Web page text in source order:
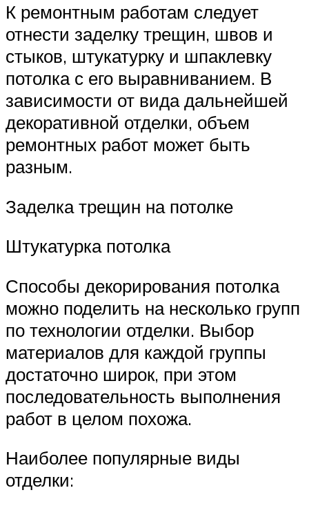
К ремонтным работам следует
отнести заделку трещин, швов и
стыков, штукатурку и шпаклевку
потолка с его выравниванием. В
зависимости от вида дальнейшей
декоративной отделки, объем
ремонтных работ может быть
разным.
Заделка трещин на потолке
Штукатурка потолка
Способы декорирования потолка
можно поделить на несколько групп
по технологии отделки. Выбор
материалов для каждой группы
достаточно широк, при этом
последовательность выполнения
работ в целом похожа.
Наиболее популярные виды
отделки: